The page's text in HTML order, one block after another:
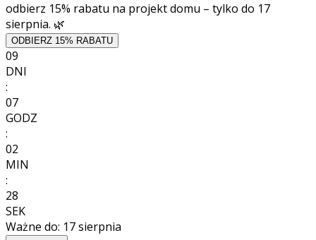
odbierz 15% rabatu na projekt domu – tylko do 17
sierpnia. 🌿
ODBIERZ 15% RABATU
09
DNI
:
07
GODZ
:
02
MIN
:
26
SEK
Ważne do: 17 sierpnia